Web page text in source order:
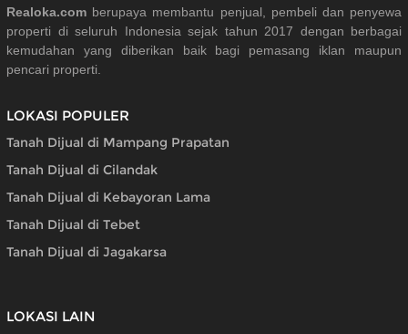
Realoka.com berupaya membantu penjual, pembeli dan penyewa
properti di seluruh Indonesia sejak tahun 2017 dengan berbagai
kemudahan yang diberikan baik bagi pemasang iklan maupun
pencari properti.
LOKASI POPULER
Tanah Dijual di Mampang Prapatan
Tanah Dijual di Cilandak
Tanah Dijual di Kebayoran Lama
Tanah Dijual di Tebet
Tanah Dijual di Jagakarsa
LOKASI LAIN